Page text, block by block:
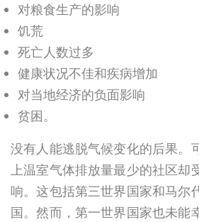
对粮食生产的影响
饥荒
死亡人数过多
健康状况不佳和疾病增加
对当地经济的负面影响
贫困。
没有人能逃脱气候变化的后果。
上温室气体排放量最少的社区却
响。这包括第三世界国家和马尔
国。然而，第一世界国家也未能